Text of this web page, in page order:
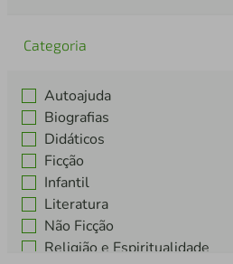
Categoria
Autoajuda
Biografias
Didáticos
Ficção
Infantil
Literatura
Não Ficção
Religião e Espiritualidade